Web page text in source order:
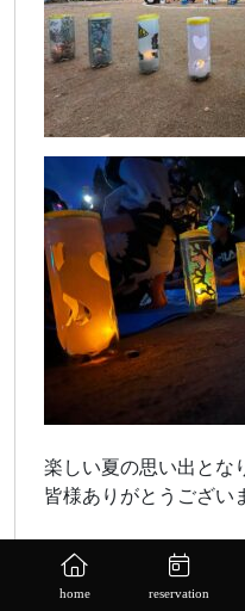
home reservation
楽しい夏の思い出とな
皆様ありがとうござい